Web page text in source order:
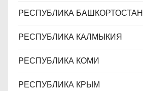
РЕСПУБЛИКА БАШКОРТОСТАН
РЕСПУБЛИКА КАЛМЫКИЯ
РЕСПУБЛИКА КОМИ
РЕСПУБЛИКА КРЫМ